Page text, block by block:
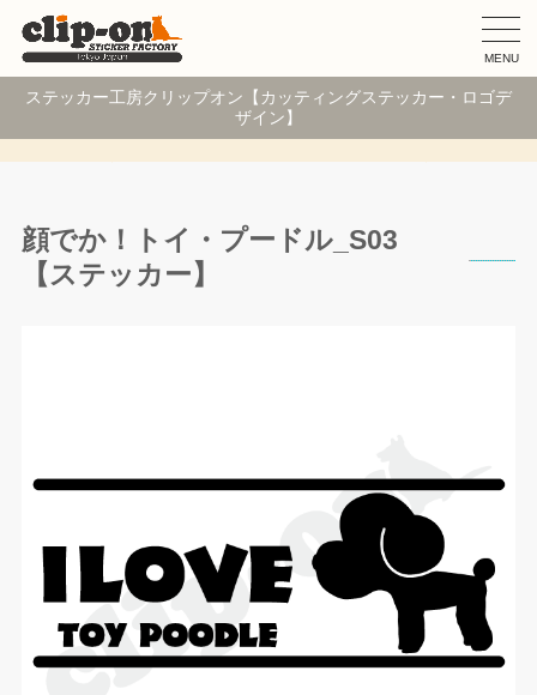
MENU
ステッカー工房クリップオン【カッティングステッカー・ロゴデ
ザイン】
顔でか！トイ・プードル_S03
【ステッカー】